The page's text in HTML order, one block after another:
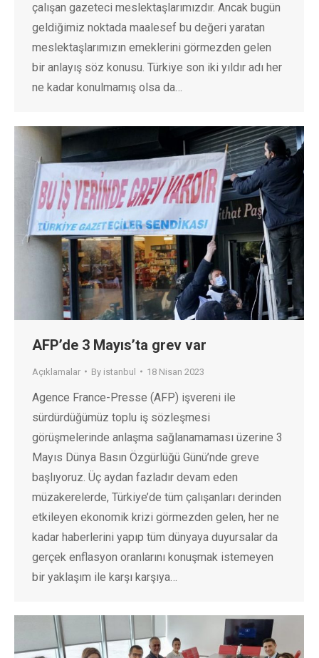
çalışan gazeteci meslektaşlarımızdır. Ancak bugün
geldiğimiz noktada maalesef bu değeri yaratan
meslektaşlarımızın emeklerini görmezden gelen
bir anlayış söz konusu. Türkiye son iki yıldır adı her
ne kadar konulmamış olsa da…
AFP’de 3 Mayıs’ta grev var
Açıklamalar By istanbul 18 Nisan 2023
Agence France-Presse (AFP) işvereni ile
sürdürdüğümüz toplu iş sözleşmesi
görüşmelerinde anlaşma sağlanamaması üzerine 3
Mayıs Dünya Basın Özgürlüğü Günü’nde greve
başlıyoruz. Üç aydan fazladır devam eden
müzakerelerde, Türkiye’de tüm çalışanları derinden
etkileyen ekonomik krizi görmezden gelen, her ne
kadar haberlerini yapıp tüm dünyaya duyursalar da
gerçek enflasyon oranlarını konuşmak istemeyen
bir yaklaşım ile karşı karşıya…